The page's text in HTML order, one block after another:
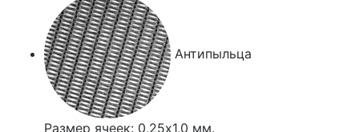
Антипыльца
Размер ячеек: 0,25х1,0 мм.